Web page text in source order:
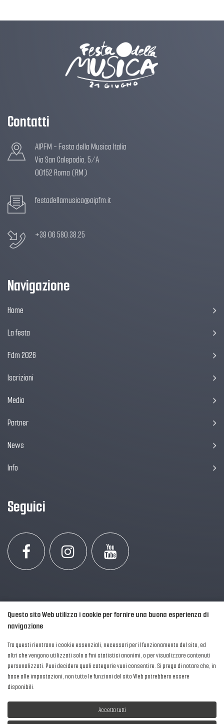
Contatti
AIPFM - Festa della Musica Italia
Via San Calepodio, 5/A
00152 Roma (RM)
festadellamusica@aipfm.it
+39 06 580.38.25
Navigazione
Home
La festa
Fdm 2026
Iscrizioni
Media
Partner
News
Info
Seguici
2016-2026 © AIPFM - Festa della Musica Italia Tutti i Diritti Riservati.
Privacy Policy
| Cookies
Questo sito Web utilizza i cookie per fornire una buona esperienza di
navigazione
Tra questi rientrano i cookie essenziali, necessari per il funzionamento del sito, ed
altri che vengono utilizzati solo a fini statistici anonimi, o per visualizzare contenuti
personalizzati. Puoi decidere quali categorie vuoi consentire. Si prega di notare che, in
base alle impostazioni, non tutte le funzioni del sito Web potrebbero essere
disponibili.
Accetta tutti